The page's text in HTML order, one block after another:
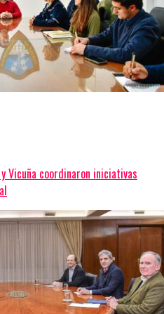
Vicuña coordinaron iniciativas